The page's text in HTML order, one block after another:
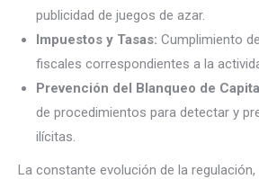
publicidad de juegos de azar.
Impuestos y Tasas: Cumplimiento
fiscales correspondientes a la
Prevención del Blanqueo de
de procedimientos para detectar y
ilícitas.
La constante evolución de la